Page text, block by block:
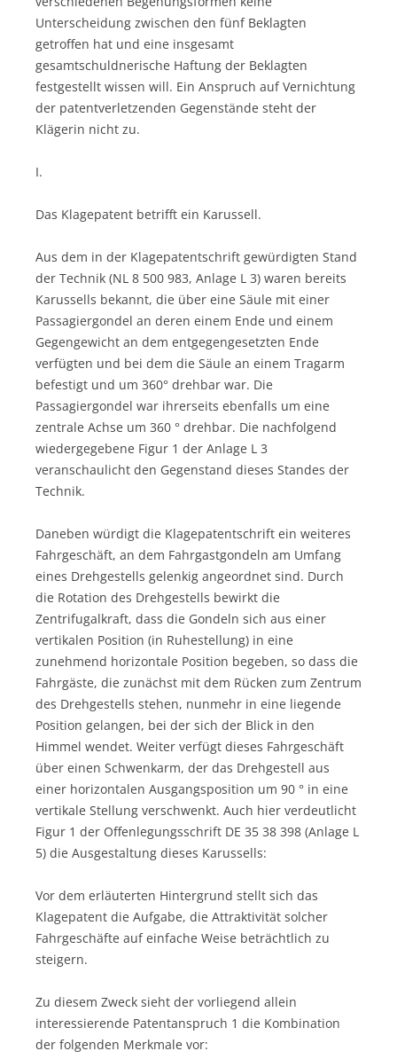
Unterscheidung zwischen den fünf Beklagten
getroffen hat und eine insgesamt
gesamtschuldnerische Haftung der Beklagten
festgestellt wissen will. Ein Anspruch auf Vernichtung
der patentverletzenden Gegenstände steht der
Klägerin nicht zu.
I.
Das Klagepatent betrifft ein Karussell.
Aus dem in der Klagepatentschrift gewürdigten Stand
der Technik (NL 8 500 983, Anlage L 3) waren bereits
Karussells bekannt, die über eine Säule mit einer
Passagiergondel an deren einem Ende und einem
Gegengewicht an dem entgegengesetzten Ende
verfügten und bei dem die Säule an einem Tragarm
befestigt und um 360° drehbar war. Die
Passagiergondel war ihrerseits ebenfalls um eine
zentrale Achse um 360 ° drehbar. Die nachfolgend
wiedergegebene Figur 1 der Anlage L 3
veranschaulicht den Gegenstand dieses Standes der
Technik.
Daneben würdigt die Klagepatentschrift ein weiteres
Fahrgeschäft, an dem Fahrgastgondeln am Umfang
eines Drehgestells gelenkig angeordnet sind. Durch
die Rotation des Drehgestells bewirkt die
Zentrifugalkraft, dass die Gondeln sich aus einer
vertikalen Position (in Ruhestellung) in eine
zunehmend horizontale Position begeben, so dass die
Fahrgäste, die zunächst mit dem Rücken zum Zentrum
des Drehgestells stehen, nunmehr in eine liegende
Position gelangen, bei der sich der Blick in den
Himmel wendet. Weiter verfügt dieses Fahrgeschäft
über einen Schwenkarm, der das Drehgestell aus
einer horizontalen Ausgangsposition um 90 ° in eine
vertikale Stellung verschwenkt. Auch hier verdeutlicht
Figur 1 der Offenlegungsschrift DE 35 38 398 (Anlage L
5) die Ausgestaltung dieses Karussells:
Vor dem erläuterten Hintergrund stellt sich das
Klagepatent die Aufgabe, die Attraktivität solcher
Fahrgeschäfte auf einfache Weise beträchtlich zu
steigern.
Zu diesem Zweck sieht der vorliegend allein
interessierende Patentanspruch 1 die Kombination
der folgenden Merkmale vor: